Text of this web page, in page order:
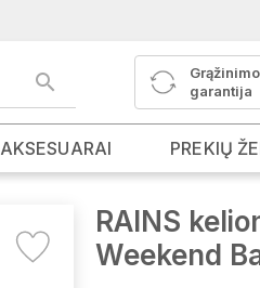
Grąžinimo
garantija
AKSESUARAI PREKIŲ
RAINS
Weekend